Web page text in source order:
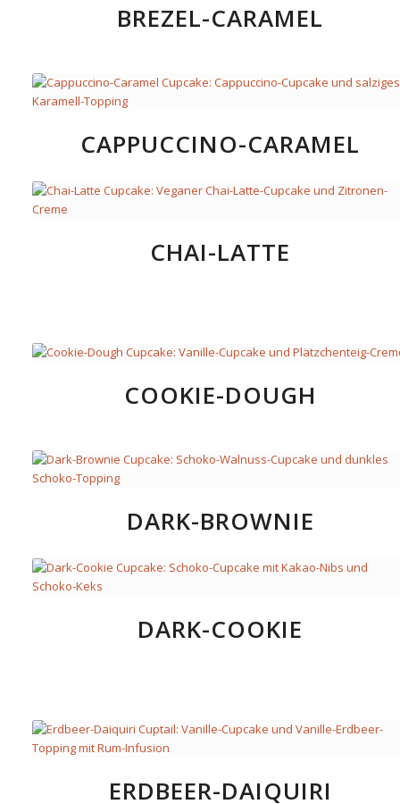
BREZEL-CARAMEL
CAPPUCCINO-CARAMEL
CHAI-LATTE
COOKIE-DOUGH
DARK-BROWNIE
DARK-COOKIE
ERDBEER-DAIQUIRI